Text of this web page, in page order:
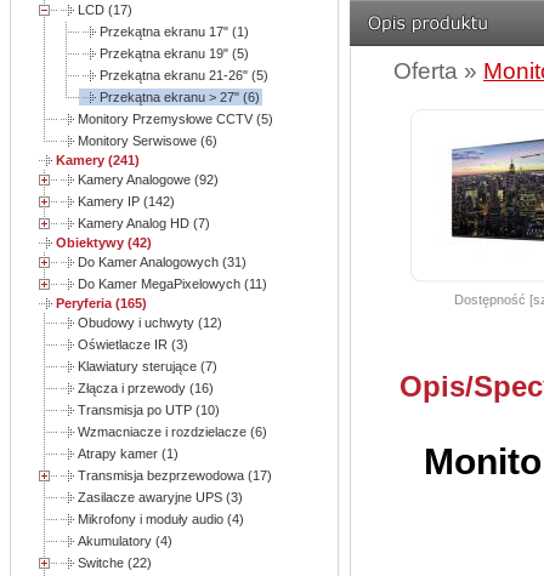
LCD (17)
Przekątna ekranu 17" (1)
Przekątna ekranu 19" (5)
Przekątna ekranu 21-26" (5)
Przekątna ekranu > 27" (6)
Monitory Przemysłowe CCTV (5)
Monitory Serwisowe (6)
Kamery (241)
Kamery Analogowe (92)
Kamery IP (142)
Kamery Analog HD (7)
Obiektywy (42)
Do Kamer Analogowych (31)
Do Kamer MegaPixelowych (11)
Peryferia (165)
Obudowy i uchwyty (12)
Oświetlacze IR (3)
Klawiatury sterujące (7)
Złącza i przewody (16)
Transmisja po UTP (10)
Wzmacniacze i rozdzielacze (6)
Atrapy kamer (1)
Transmisja bezprzewodowa (17)
Zasilacze awaryjne UPS (3)
Mikrofony i moduły audio (4)
Akumulatory (4)
Switche (22)
Oferta »
Dostępność
Opis/